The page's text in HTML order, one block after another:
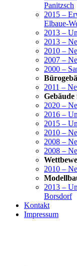
Panitzsch
2015 –
Elbaue-
2013 –
2013 –
2010 –
2007 –
2000 –
2011 –
2020 –
2016 –
2015 –
2010 –
2008 –
2008 –
2010 –
2013 –
Borsdorf
Kontakt
Impressum